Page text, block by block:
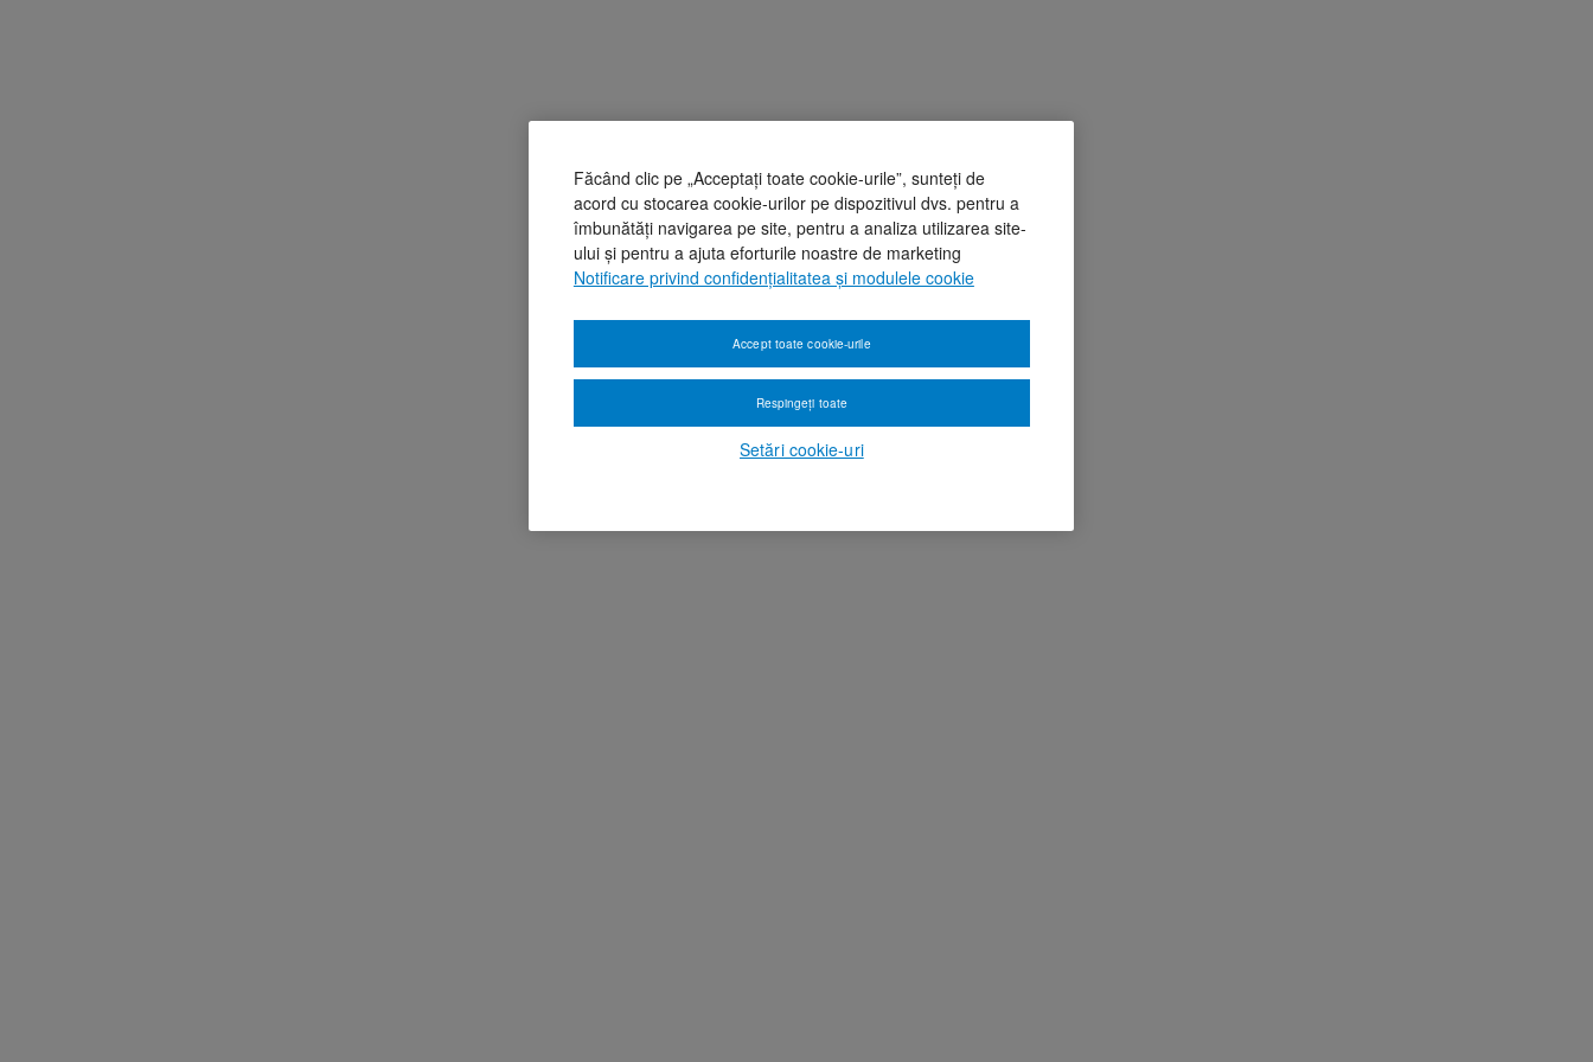
Făcând clic pe „Acceptați toate cookie-urile”, sunteți de
acord cu stocarea cookie-urilor pe dispozitivul dvs. pentru a
îmbunătăți navigarea pe site, pentru a analiza utilizarea site-
ului și pentru a ajuta eforturile noastre de marketing
Notificare privind confidențialitatea și modulele cookie
Setări cookie-uri
Respingeți toate
Accept toate cookie-urile